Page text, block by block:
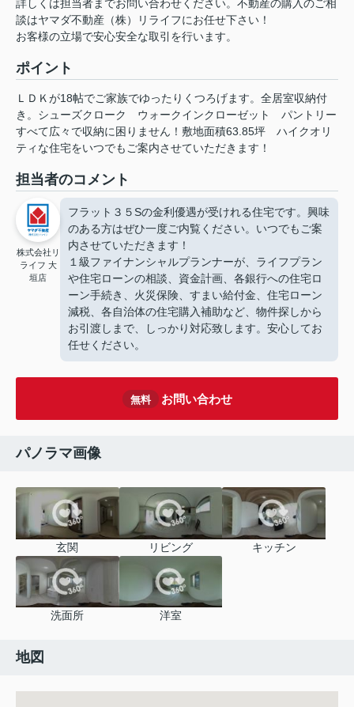
詳しくは担当者までお問い合わせください。不動産の購入のご相
談はヤマダ不動産（株）リライフにお任せ下さい！
お客様の立場で安心安全な取引を行います。
ポイント
ＬＤＫが18帖でご家族でゆったりくつろげます。全居室収納付
き。シューズクローク
ウォークインクローゼット
パントリー
すべて広々で収納に困りません！敷地面積63.85坪
ハイクオリ
ティな住宅をいつでもご案内させていただきます！
担当者のコメント
株式会社リ
ライフ 大
垣店
フラット３５Sの金利優遇が受けれる住宅です。興味
のある方はぜひ一度ご内覧ください。いつでもご案
内させていただきます！
１級ファイナンシャルプランナーが、ライフプラン
や住宅ローンの相談、資金計画、各銀行への住宅ロ
ーン手続き、火災保険、すまい給付金、住宅ローン
減税、各自治体の住宅購入補助など、物件探しから
お引渡しまで、しっかり対応致します。安心してお
任せください。
無料 お問い合わせ
パノラマ画像
玄関 リビング キッチン
洗面所 洋室
地図